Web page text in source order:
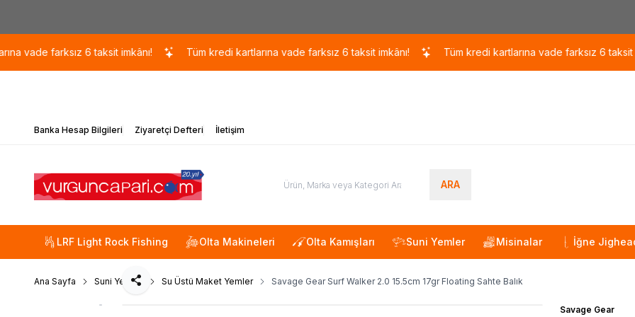
farksız 6 taksit imkânı! Tüm kredi kartlarına vade farksız 6 taksit imkânı! Tüm kredi kartlarına vade farksız 6 taksit imkânı!
Banka Hesap Bilgileri Ziyaretçi Defteri İletişim
ARA
LRF Light Rock Fishing Olta Makineleri Olta Kamışları Suni Yemler Misinalar İğne
Ana Sayfa Suni Yemler Su Üstü Maket Yemler Savage Gear Surf Walker 2.0 15.5cm 17gr Floating Sahte Balık
Paylaş
Savage Gear